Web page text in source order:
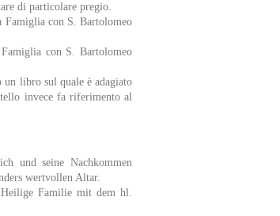
di particolare pregio.
Famiglia con S. Bartolomeo
con S. Bartolomeo
libro sul quale è adagiato
invece fa riferimento al
und seine Nachkommen
wertvollen Altar.
Heilige Familie mit dem hl.